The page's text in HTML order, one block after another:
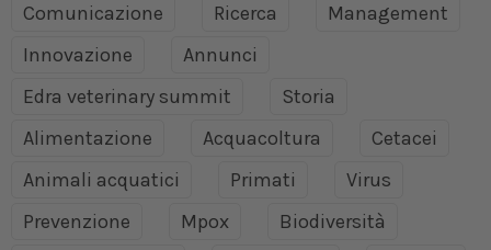
Comunicazione
Ricerca
Management
Innovazione
Annunci
Edra veterinary summit
Storia
Alimentazione
Acquacoltura
Cetacei
Animali acquatici
Primati
Virus
Prevenzione
Mpox
Biodiversità